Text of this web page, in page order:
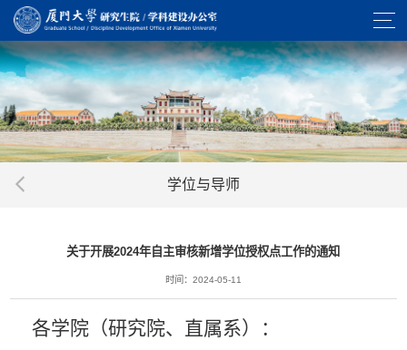
学位与导师
关于开展2024年自主审核新增学位授权点工作的通知
时间：2024-05-11
各学院（研究院、直属系）：